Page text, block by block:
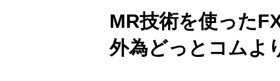
MR技術を使った
外為どっとコムよ